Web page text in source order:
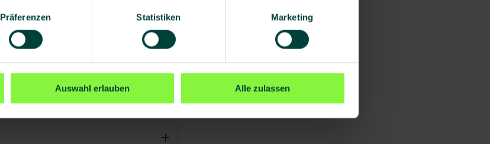
Präferenzen Statistiken Marketing
Auswahl erlauben Alle zulassen